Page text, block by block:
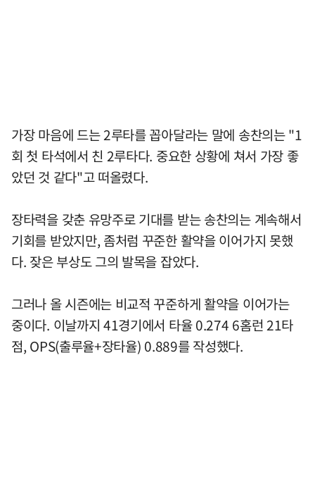
가장 마음에 드는 2루타를 꼽아달라는 말에 송찬의는 "1
회 첫 타석에서 친 2루타다. 중요한 상황에 쳐서 가장 좋
았던 것 같다"고 떠올렸다.
장타력을 갖춘 유망주로 기대를 받는 송찬의는 계속해서
기회를 받았지만, 좀처럼 꾸준한 활약을 이어가지 못했
다. 잦은 부상도 그의 발목을 잡았다.
그러나 올 시즌에는 비교적 꾸준하게 활약을 이어가는
중이다. 이날까지 41경기에서 타율 0.274 6홈런 21타
점, OPS(출루율+장타율) 0.889를 작성했다.